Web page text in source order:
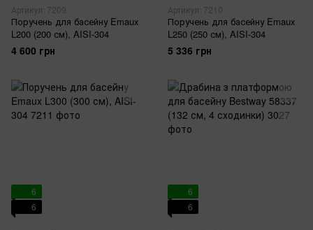
Артикул: 7209
Поручень для басейну Emaux
L200 (200 см), AISI-304
4 600 грн
Артикул: 7210
Поручень для басейну Emaux
L250 (250 см), AISI-304
5 336 грн
6
6
6
6